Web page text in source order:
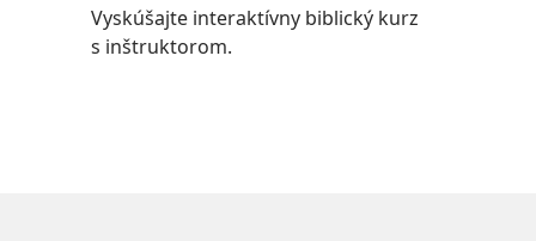
Vyskúšajte interaktívny biblický kurz
s inštruktorom.